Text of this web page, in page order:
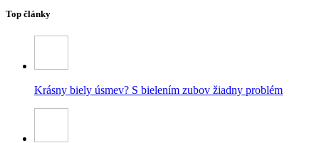
Top články
Krásny biely úsmev? S bielením zubov žiadny problém